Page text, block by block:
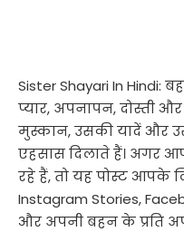
Sister Shayari In Hindi:
प्यार, अपनापन, दोस्ती
मुस्कान, उसकी यादें और
एहसास दिलाते हैं। अगर
रहे हैं, तो यह पोस्ट आपके
Instagram Stories,
और अपनी बहन के प्रति